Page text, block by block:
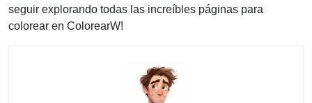
seguir explorando todas las increíbles páginas para
colorear en ColorearW!